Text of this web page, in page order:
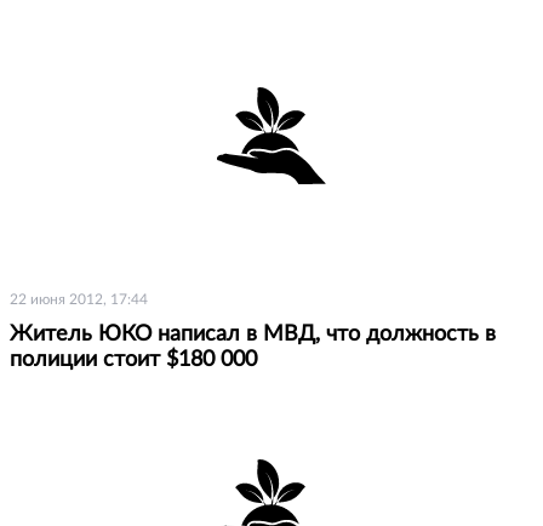
22 июня 2012, 17:44
Житель ЮКО написал в МВД, что должность в
полиции стоит $180 000